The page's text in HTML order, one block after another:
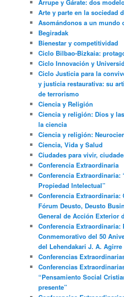
Arrupe y Gárate: dos
Arte y parte en la sociedad
Asomándonos a un mundo
Begiradak
Bienestar y competitividad
Ciclo Bilbao-Bizkaia:
Ciclo Innovación y
Ciclo Justicia para la
y justicia restaurativa: su
de terrorismo
Ciencia y Religión
Ciencia y religión: Dios y
la ciencia
Ciencia y religión:
Ciencia, Vida y Salud
Ciudades para vivir,
Conferencia Extraordinaria
Conferencia Extraordinaria:
Propiedad Intelectual”
Conferencia Extraordinaria:
Fórum Deusto, Deusto
General de Acción Exterior
Conferencia Extraordinaria:
Conmemorativo del 50
del Lehendakari J. A. Agirre
Conferencias
Conferencias
“Pensamiento Social
presente”